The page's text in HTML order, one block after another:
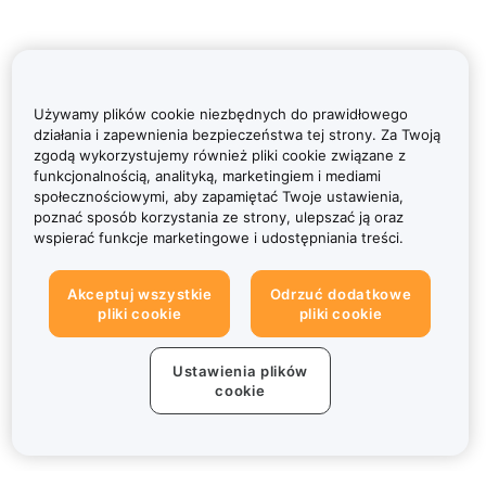
Używamy plików cookie niezbędnych do prawidłowego
działania i zapewnienia bezpieczeństwa tej strony. Za Twoją
zgodą wykorzystujemy również pliki cookie związane z
funkcjonalnością, analityką, marketingiem i mediami
społecznościowymi, aby zapamiętać Twoje ustawienia,
poznać sposób korzystania ze strony, ulepszać ją oraz
wspierać funkcje marketingowe i udostępniania treści.
Akceptuj wszystkie
pliki cookie
Odrzuć dodatkowe
pliki cookie
Ustawienia plików
cookie